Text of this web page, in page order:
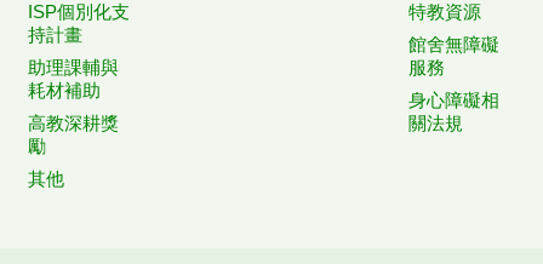
ISP個別化支
持計畫
助理課輔與
耗材補助
高教深耕獎
勵
其他
特教資源
館舍無障礙
服務
身心障礙相
關法規